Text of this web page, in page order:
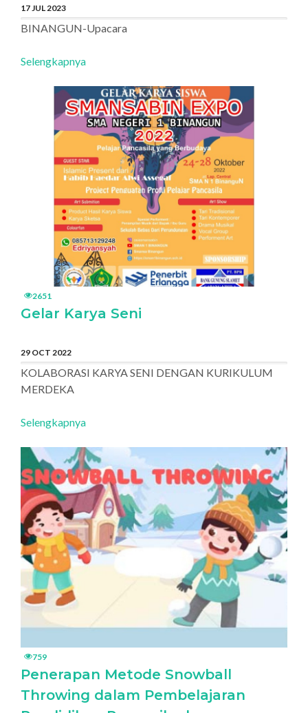
17 JUL 2023
BINANGUN-Upacara
Selengkapnya
2651
Gelar Karya Seni
29 OCT 2022
KOLABORASI KARYA SENI DENGAN KURIKULUM
MERDEKA
Selengkapnya
759
Penerapan Metode Snowball
Throwing dalam Pembelajaran